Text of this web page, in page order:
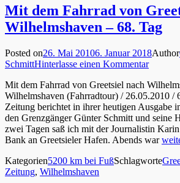
Mit dem Fahrrad von
Wilhelmshaven – 68. Tag
Posted on26. Mai 20106. Januar 2018Author
SchmittHinterlasse einen Kommentar
Mit dem Fahrrad von Greetsiel nach
Wilhelmshaven (Fahrradtour) / 26.05.2010 /
Zeitung berichtet in ihrer heutigen Ausgabe
den Grenzgänger Günter Schmitt und seine
zwei Tagen saß ich mit der Journalistin
Bank an Greetsieler Hafen. Abends war
Kategorien5200 km bei FußSchlagworte
Zeitung, Wilhelmshaven